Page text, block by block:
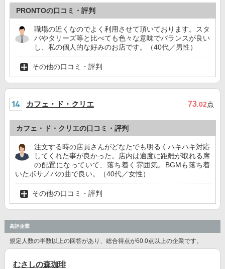
PRONTOの口コミ・評判
職場の近くなのでよく利用させて頂いております。スタ
バやタリーズ等と比べても色々な意味でバランスが良い
し、私の個人的な好みのお店です。（40代／男性）
その他の口コミ・評判
カフェ・ド・クリエ 73.02点
カフェ・ド・クリエの口コミ・評判
注文する時の店員さんがどなたでも明るくハキハキ対応
してくれた事が良かった。店内は適度に距離が取れる席
の配置になっていて、落ち着く雰囲気。BGMも落ち着
いたボサノバの曲で良い。（40代／女性）
その他の口コミ・評判
高評企業
規定人数の半数以上の回答があり、総合得点が60.0点以上の企業です。
むさしの森珈琲